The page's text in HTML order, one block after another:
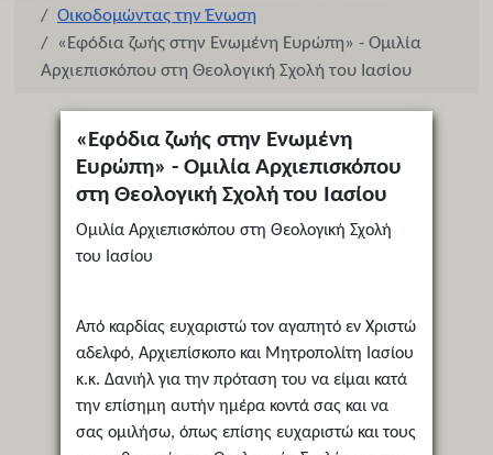
Οικοδομώντας την Ένωση
«Εφόδια ζωής στην Ενωμένη Ευρώπη» - Ομιλία
Αρχιεπισκόπου στη Θεολογική Σχολή του Ιασίου
«Εφόδια ζωής στην Ενωμένη
Ευρώπη» - Ομιλία Αρχιεπισκόπου
στη Θεολογική Σχολή του Ιασίου
Ομιλία Αρχιεπισκόπου στη Θεολογική Σχολή
του Ιασίου
Από καρδίας ευχαριστώ τον αγαπητό εν Χριστώ
αδελφό, Αρχιεπίσκοπο και Μητροπολίτη Ιασίου
κ.κ. Δανιήλ για την πρόταση του να είμαι κατά
την επίσημη αυτήν ημέρα κοντά σας και να
σας ομιλήσω, όπως επίσης ευχαριστώ και τους